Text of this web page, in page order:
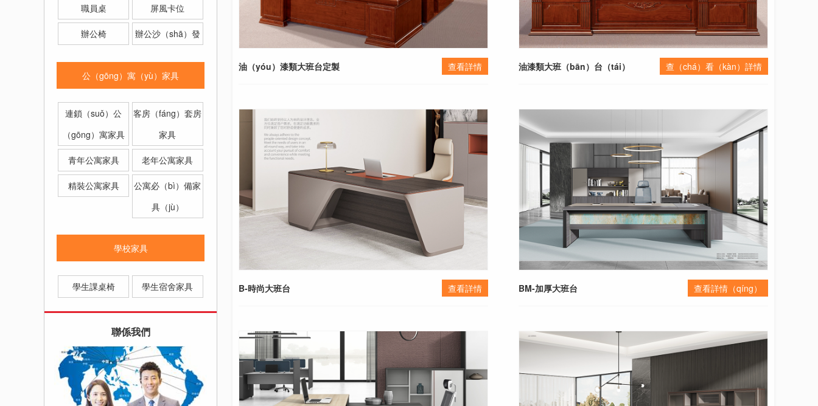
職員桌 屏風卡位
辦公椅 辦公沙（shā）發
公（gōng）寓（yù）家具
連鎖（suǒ）公
（gōng）寓家具
客房（fáng）套房
家具
青年公寓家具 老年公寓家具
精裝公寓家具
公寓必（bì）備家
具（jù）
學校家具
學生課桌椅 學生宿舍家具
聯係我們
油（yóu）漆類大班台定製 查看詳情 油漆類大班（bān）台（tái） 查（chá）看（kàn）詳情
B-時尚大班台 查看詳情 BM-加厚大班台 查看詳情（qíng）